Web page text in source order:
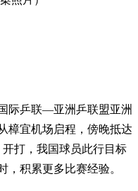
际乒联—亚洲乒联盟亚洲
樟宜机场启程，傍晚抵达
打，我国球员此行目标
，积累更多比赛经验。